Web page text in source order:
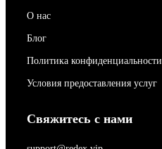
О нас
Блог
Политика конфиденциальности
Условия предоставления услуг
Свяжитесь с нами